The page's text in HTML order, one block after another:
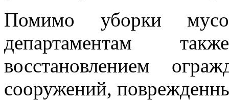
Помимо уборки
департаментам
восстановлением
сооружений,